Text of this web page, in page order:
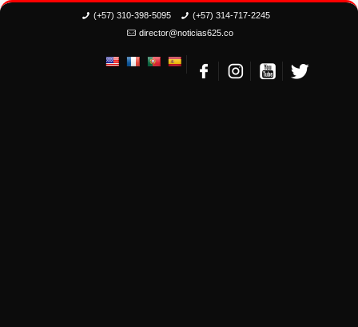
(+57) 310-398-5095
(+57) 314-717-2245
director@noticias625.co